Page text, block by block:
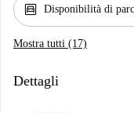
garage Disponibilità di
Mostra tutti (17)
Dettagli